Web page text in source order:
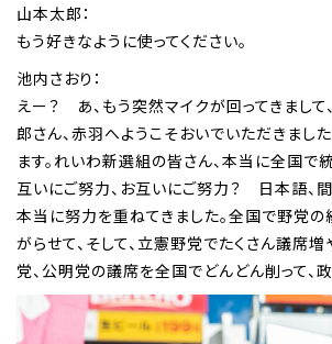
山本太郎：
もう好きなように使ってください。
池内さおり：
えー？ あ、もう突然マイクが回ってきまして
郎さん、赤羽へようこそおいでいただきまし
ます。れいわ新選組の皆さん、本当に全国で
互いにご努力、お互いにご努力？ 日本語、
本当に努力を重ねてきました。全国で野党
がらせて、そして、立憲野党でたくさん議席増
党、公明党の議席を全国でどんどん削って、